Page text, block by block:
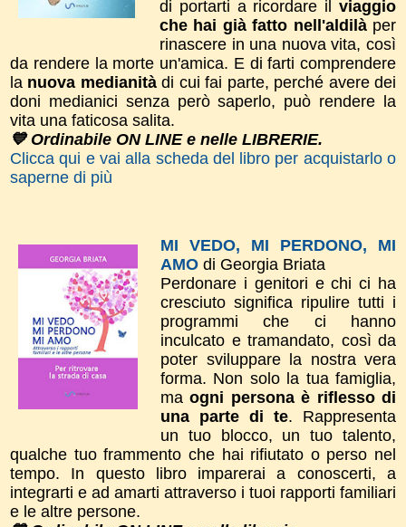
di portarti a ricordare il viaggio
che hai già fatto nell'aldilà per
rinascere in una nuova vita, così
da rendere la morte un'amica. E di farti comprendere
la nuova medianitàdi cui fai parte, perché avere dei
doni medianici senza però saperlo, può rendere la
vita una faticosa salita.
💙 Ordinabile ON LINE e nelle LIBRERIE.
Clicca qui e vai alla scheda del libro per acquistarlo o
saperne di più
MI VEDO, MI PERDONO, MI
AMO di Georgia Briata
Perdonare i genitori e chi ci ha
cresciuto significa ripulire tutti i
programmi che ci hanno
inculcato e tramandato, così da
poter sviluppare la nostra vera
forma. Non solo la tuafamiglia,
maogni persona è riflesso di
una parte di te. Rappresenta
un tuo blocco, un tuo talento,
qualche tuo frammento che hai rifiutato o perso nel
tempo.
In questo libro imparerai a conoscerti, a
integrarti e ad amarti attraverso i tuoi rapporti familiari
e le altre persone.